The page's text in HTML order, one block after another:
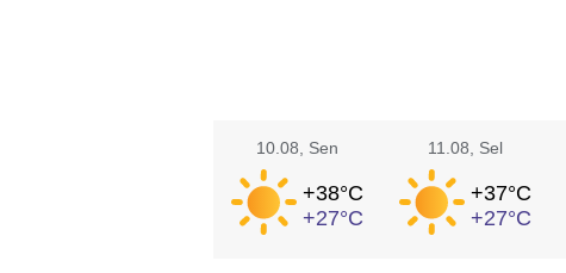
10.08 , Sen
+38°C
+27°C
11.08 , Sel
+37°C
+27°C